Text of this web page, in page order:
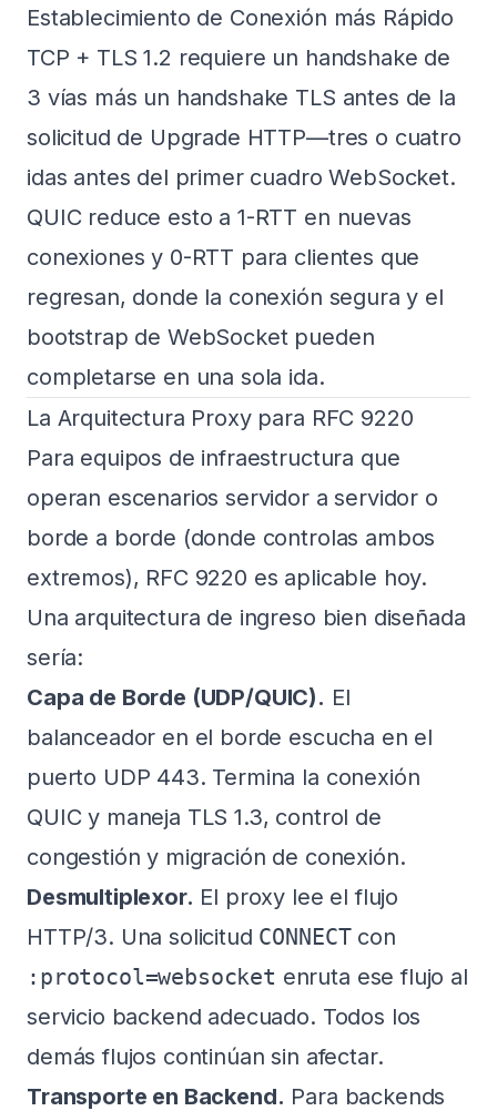
Establecimiento de Conexión más Rápido
TCP + TLS 1.2 requiere un handshake de
3 vías más un handshake TLS antes de la
solicitud de Upgrade HTTP—tres o cuatro
idas antes del primer cuadro WebSocket.
QUIC reduce esto a 1-RTT en nuevas
conexiones y 0-RTT para clientes que
regresan, donde la conexión segura y el
bootstrap de WebSocket pueden
completarse en una sola ida.
La Arquitectura Proxy para RFC 9220
Para equipos de infraestructura que
operan escenarios servidor a servidor o
borde a borde (donde controlas ambos
extremos), RFC 9220 es aplicable hoy.
Una arquitectura de ingreso bien diseñada
sería:
Capa de Borde (UDP/QUIC). El
balanceador en el borde escucha en el
puerto UDP 443. Termina la conexión
QUIC y maneja TLS 1.3, control de
congestión y migración de conexión.
Desmultiplexor. El proxy lee el flujo
HTTP/3. Una solicitud CONNECTcon
:protocol=websocket enruta ese flujo al
servicio backend adecuado. Todos los
demás flujos continúan sin afectar.
Transporte en Backend. Para backends